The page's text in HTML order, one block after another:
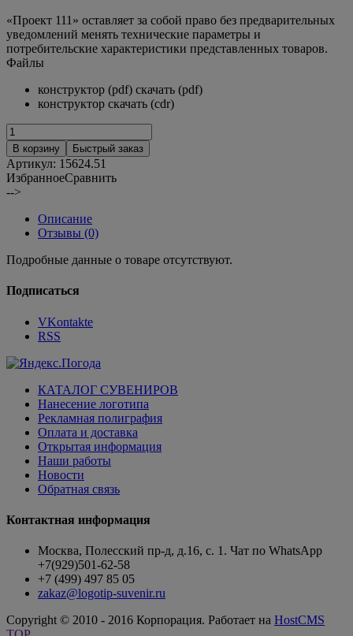
«Проект 111» оставляет за собой право без предварительных
уведомлений менять технические параметры и
потребительские характеристики представленных товаров.
Файлы
конструктор (pdf) скачать (pdf)
конструктор скачать (cdr)
В корзину Быстрый заказ
Артикул: 15624.51
ИзбранноеСравнить
-->
Описание
Отзывы (0)
Подробные данные о товаре отсутствуют.
Подписаться
VKontakte
RSS
КАТАЛОГ СУВЕНИРОВ
Нанесение логотипа
Рекламная полиграфия
Оплата и доставка
Открытая информация
Наши работы
Новости
Обратная связь
Контактная информация
Москва, Полесский пр-д, д.16, с. 1. Чат по WhatsApp
+7(929)501-62-58
+7 (499) 497 85 05
zakaz@logotip-suvenir.ru
Copyright © 2010 - 2016 Корпорация. Работает на HostCMS